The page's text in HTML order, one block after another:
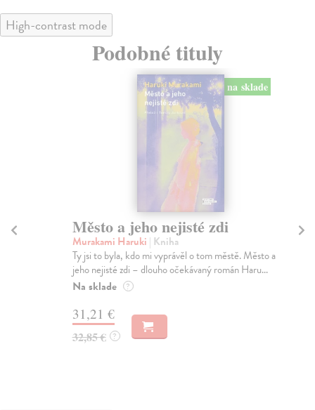
High-contrast mode
Podobné tituly
na sklade
Město a jeho nejisté zdi
Murakami Haruki| Kniha
Ty jsi to byla, kdo mi vyprávěl o tom městě. Město a
jeho nejisté zdi – dlouho očekávaný román Haru...
Na sklade ?
31,21 €
32,85 € ?